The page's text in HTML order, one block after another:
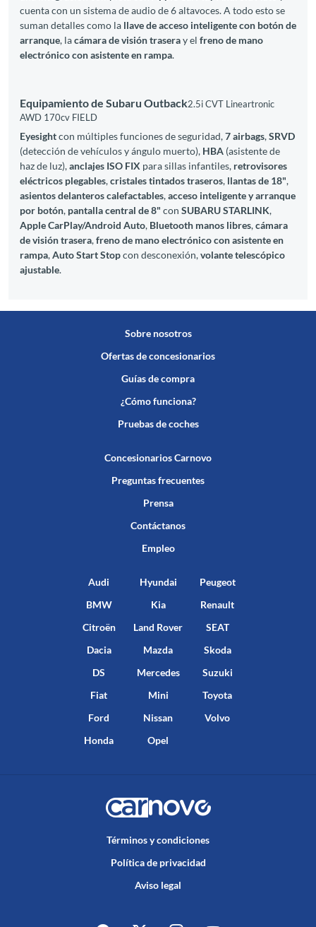
cuenta con un sistema de audio de 6 altavoces. A todo esto se
suman detalles como la llave de acceso inteligente con botón de
arranque, lacámara de visión traseray el freno de mano
electrónico con asistente en rampa.
Equipamiento de Subaru Outback2.5i CVT Lineartronic
AWD 170cv FIELD
Eyesightcon múltiples funciones de seguridad,7 airbags,SRVD
(detección de vehículos y ángulo muerto), HBA (asistente de
haz de luz),anclajes ISO FIX para sillas infantiles, retrovisores
eléctricos plegables,cristales tintados traseros, llantas de 18",
asientos delanteros calefactables,acceso inteligente y arranque
por botón, pantalla central de 8" con SUBARU STARLINK,
Apple CarPlay/Android Auto, Bluetooth manos libres,cámara
de visión trasera,freno de mano electrónico con asistente en
rampa,Auto Start Stopcon desconexión,volante telescópico
ajustable.
Sobre nosotros
Ofertas de concesionarios
Guías de compra
¿Cómo funciona?
Pruebas de coches
Concesionarios Carnovo
Preguntas frecuentes
Prensa
Contáctanos
Empleo
Audi
BMW
Citroën
Dacia
DS
Fiat
Ford
Honda
Hyundai
Kia
Land Rover
Mazda
Mercedes
Mini
Nissan
Opel
Peugeot
Renault
SEAT
Skoda
Suzuki
Toyota
Volvo
Términos y condiciones
Política de privacidad
Aviso legal